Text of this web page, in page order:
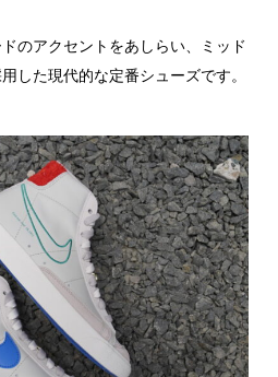
のアクセントをあしらい、ミッド
した現代的な定番シューズです。